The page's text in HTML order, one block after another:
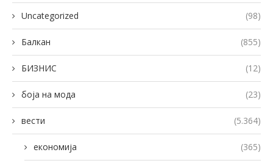
Uncategorized (98)
Балкан (855)
БИЗНИС (12)
боја на мода (23)
вести (5.364)
економија (365)